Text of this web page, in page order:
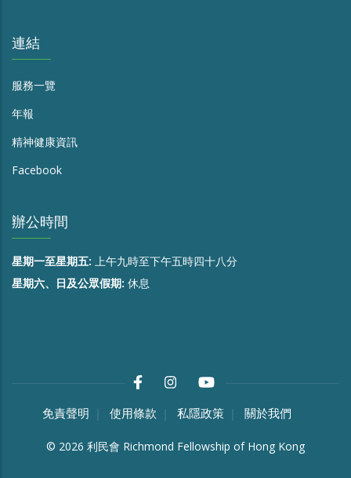
連結
服務一覽
年報
精神健康資訊
Facebook
辦公時間
星期一至星期五: 上午九時至下午五時四十八分
星期六、日及公眾假期: 休息
免責聲明 使用條款 私隱政策 關於我們
© 2026 利民會 Richmond Fellowship of Hong Kong